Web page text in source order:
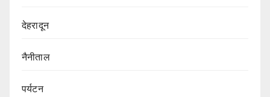
देहरादून
नैनीताल
पर्यटन